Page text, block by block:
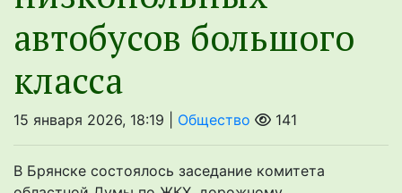
автобусов большого
класса
15 января 2026, 18:19 | Общество 141
В Брянске состоялось заседание комитета